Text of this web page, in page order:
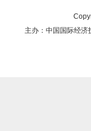
主办：中国国际经